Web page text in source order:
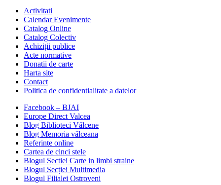
Activitati
Calendar Evenimente
Catalog Online
Catalog Colectiv
Achiziții publice
Acte normative
Donatii de carte
Harta site
Contact
Politica de confidentialitate a datelor
Facebook – BJAI
Europe Direct Valcea
Blog Biblioteci Vâlcene
Blog Memoria vâlceana
Referinte online
Cartea de cinci stele
Blogul Sectiei Carte in limbi straine
Blogul Secției Multimedia
Blogul Filialei Ostroveni